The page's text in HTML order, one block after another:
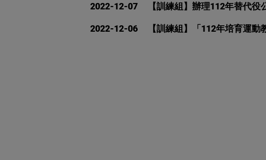
2022-12-07 【訓練組】辦理112年替代
2022-12-06 【訓練組】「112年培育運動